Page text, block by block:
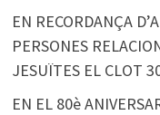
EN RECORDANÇA
PERSONES
JESUÏTES EL CLOT
EN EL 80è